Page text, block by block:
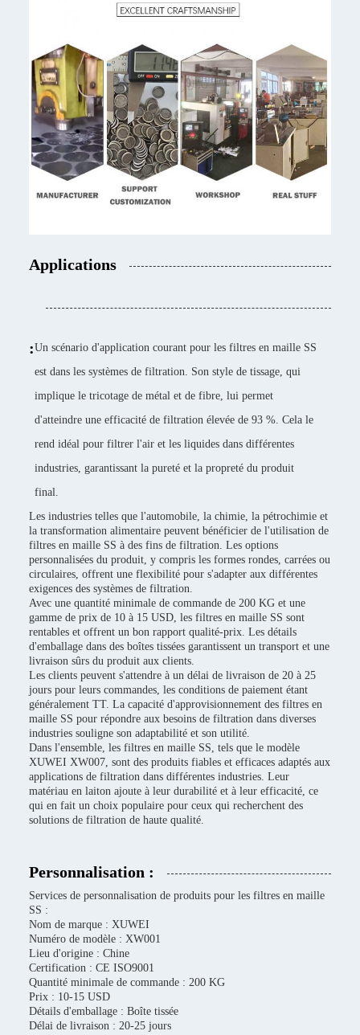
Applications
:Un scénario d'application courant pour les filtres en maille SS
est dans les systèmes de filtration. Son style de tissage, qui
implique le tricotage de métal et de fibre, lui permet
d'atteindre une efficacité de filtration élevée de 93 %. Cela le
rend idéal pour filtrer l'air et les liquides dans différentes
industries, garantissant la pureté et la propreté du produit
final.
Les industries telles que l'automobile, la chimie, la pétrochimie et
la transformation alimentaire peuvent bénéficier de l'utilisation de
filtres en maille SS à des fins de filtration. Les options
personnalisées du produit, y compris les formes rondes, carrées ou
circulaires, offrent une flexibilité pour s'adapter aux différentes
exigences des systèmes de filtration.
Avec une quantité minimale de commande de 200 KG et une
gamme de prix de 10 à 15 USD, les filtres en maille SS sont
rentables et offrent un bon rapport qualité-prix. Les détails
d'emballage dans des boîtes tissées garantissent un transport et une
livraison sûrs du produit aux clients.
Les clients peuvent s'attendre à un délai de livraison de 20 à 25
jours pour leurs commandes, les conditions de paiement étant
généralement TT. La capacité d'approvisionnement des filtres en
maille SS pour répondre aux besoins de filtration dans diverses
industries souligne son adaptabilité et son utilité.
Dans l'ensemble, les filtres en maille SS, tels que le modèle
XUWEI XW007, sont des produits fiables et efficaces adaptés aux
applications de filtration dans différentes industries. Leur
matériau en laiton ajoute à leur durabilité et à leur efficacité, ce
qui en fait un choix populaire pour ceux qui recherchent des
solutions de filtration de haute qualité.
Personnalisation :
Services de personnalisation de produits pour les filtres en maille
SS :
Nom de marque : XUWEI
Numéro de modèle : XW001
Lieu d'origine : Chine
Certification : CE ISO9001
Quantité minimale de commande : 200 KG
Prix : 10-15 USD
Détails d'emballage : Boîte tissée
Délai de livraison : 20-25 jours